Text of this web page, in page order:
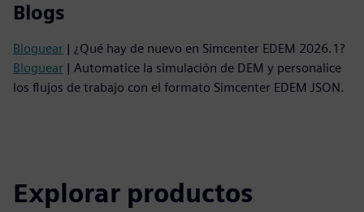
Blogs
Bloguear | ¿Qué hay de nuevo en Simcenter EDEM 2026.1?
Bloguear | Automatice la simulación de DEM y personalice
los flujos de trabajo con el formato Simcenter EDEM JSON.
Explorar productos